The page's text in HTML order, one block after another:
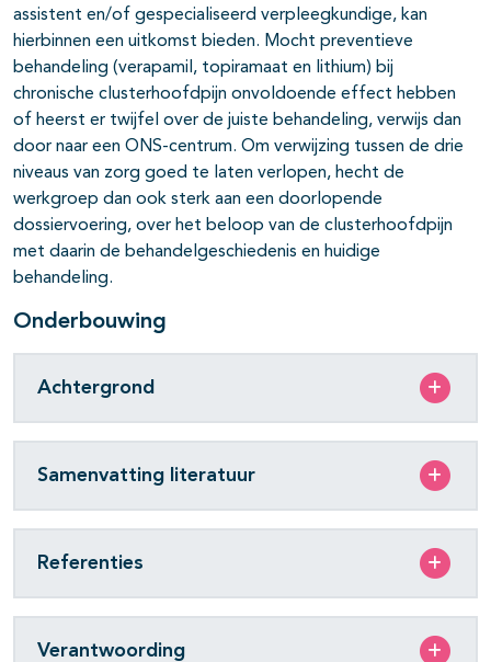
assistent en/of gespecialiseerd verpleegkundige, kan
hierbinnen een uitkomst bieden. Mocht preventieve
behandeling (verapamil, topiramaat en lithium) bij
chronische clusterhoofdpijn onvoldoende effect hebben
of heerst er twijfel over de juiste behandeling, verwijs dan
door naar een ONS-centrum. Om verwijzing tussen de drie
niveaus van zorg goed te laten verlopen, hecht de
werkgroep dan ook sterk aan een doorlopende
dossiervoering, over het beloop van de clusterhoofdpijn
met daarin de behandelgeschiedenis en huidige
behandeling.
Onderbouwing
Achtergrond
Samenvatting literatuur
Referenties
Verantwoording